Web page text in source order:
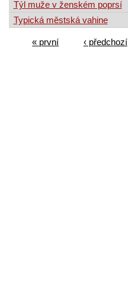
Týl muže v ženském poprsí
Typická městská vahine
« první ‹ předchozí